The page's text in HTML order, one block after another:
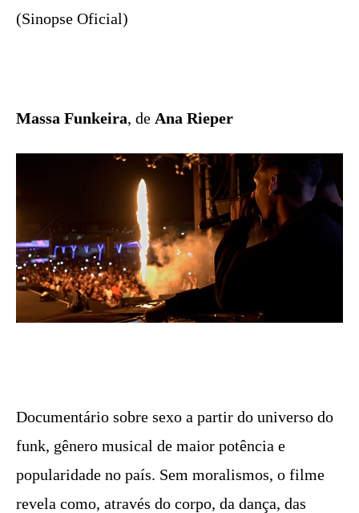
(Sinopse Oficial)
Massa Funkeira, de Ana Rieper
Documentário sobre sexo a partir do universo do
funk, gênero musical de maior potência e
popularidade no país. Sem moralismos, o filme
revela como, através do corpo, da dança, das